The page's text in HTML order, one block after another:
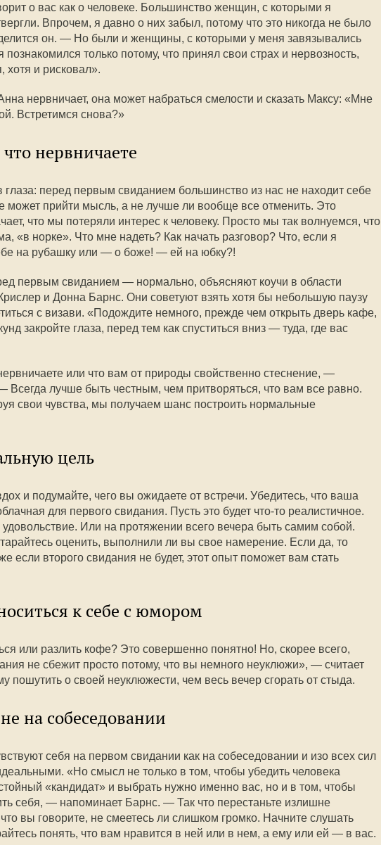
о вас как о человеке. Большинство женщин, с которыми я
Впрочем, я давно о них забыл, потому что это никогда не было
он. — Но были и женщины, с которыми у меня завязывались
только потому, что принял свои страх и нервозность,
хотя и рисковал».
нервничает, она может набраться смелости и сказать Максу: «Мне
Встретимся снова?»
нервничаете
перед первым свиданием большинство из нас не находит себе
может прийти мысль, а не лучше ли вообще все отменить. Это
что мы потеряли интерес к человеку. Просто мы так волнуемся, что
«в норке». Что мне надеть? Как начать разговор? Что, если я
на рубашку или — о боже! — ей на юбку?!
первым свиданием — нормально, объясняют коучи в области
и Донна Барнс. Они советуют взять хотя бы небольшую паузу
с визави. «Подождите немного, прежде чем открыть дверь кафе,
закройте глаза, перед тем как спуститься вниз — туда, где вас
или что вам от природы свойственно стеснение, —
Всегда лучше быть честным, чем притворяться, что вам все равно.
свои чувства, мы получаем шанс построить нормальные
цель
и подумайте, чего вы ожидаете от встречи. Убедитесь, что ваша
для первого свидания. Пусть это будет что-то реалистичное.
Или на протяжении всего вечера быть самим собой.
оценить, выполнили ли вы свое намерение. Если да, то
если второго свидания не будет, этот опыт поможет вам стать
к себе с юмором
или разлить кофе? Это совершенно понятно! Но, скорее всего,
не сбежит просто потому, что вы немного неуклюжи», — считает
пошутить о своей неуклюжести, чем весь вечер сгорать от стыда.
на собеседовании
себя на первом свидании как на собеседовании и изо всех сил
«Но смысл не только в том, чтобы убедить человека
«кандидат» и выбрать нужно именно вас, но и в том, чтобы
себя, — напоминает Барнс. — Так что перестаньте излишне
вы говорите, не смеетесь ли слишком громко. Начните слушать
понять, что вам нравится в ней или в нем, а ему или ей — в вас.